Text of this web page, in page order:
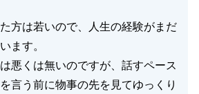
方は若いので、人生の経験がまだ
ます。
悪くは無いのですが、話すペース
言う前に物事の先を見てゆっくり